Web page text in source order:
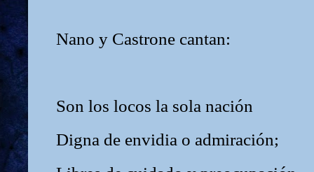
Nano y Castrone cantan:
Son los locos la sola nación
Digna de envidia o admiración;